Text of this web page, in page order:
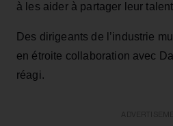
à les aider à partager leur
Des dirigeants de l’industrie
en étroite collaboration avec
réagi.